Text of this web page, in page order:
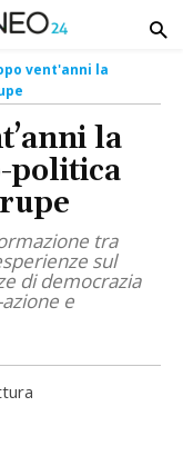
vent'anni la
la
politica
tra
sul
di democrazia
e